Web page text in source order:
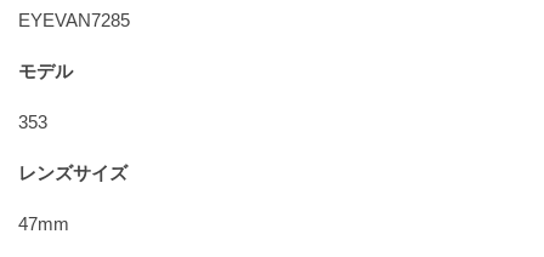
EYEVAN7285
モデル
353
レンズサイズ
47mm